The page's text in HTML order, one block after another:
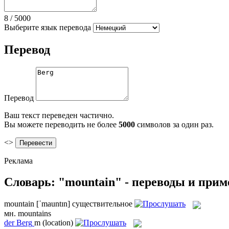
8 / 5000
Выберите язык перевода
Перевод
Перевод
Ваш текст переведен частично.
Вы можете переводить не более 5000 символов за один раз.
<>
Реклама
Словарь: "mountain" - переводы и
mountain [ˈmauntɪn] существительное
мн. mountains
derBerg m (location)